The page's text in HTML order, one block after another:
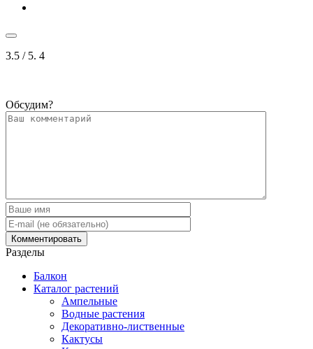
3.5 / 5. 4
Обсудим?
Разделы
Балкон
Каталог растений
Ампельные
Водные растения
Декоративно-лиственные
Кактусы